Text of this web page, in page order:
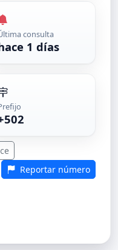
consulta
1 días
Reportar número